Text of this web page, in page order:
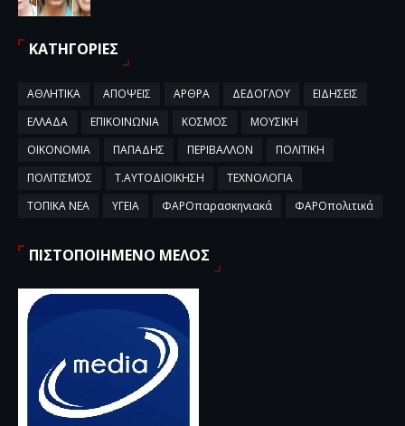
ΚΑΤΗΓΟΡΙΕΣ
ΑΘΛΗΤΙΚΑ ΑΠΟΨΕΙΣ ΑΡΘΡΑ ΔΕΔΟΓΛΟΥ
ΕΙΔΗΣΕΙΣ
ΕΛΛΑΔΑ
ΕΠΙΚΟΙΝΩΝΙΑ ΚΟΣΜΟΣ
ΜΟΥΣΙΚΗ
ΟΙΚΟΝΟΜΙΑ
ΠΑΠΑΔΗΣ ΠΕΡΙΒΑΛΛΟΝ
ΠΟΛΙΤΙΚΗ
ΠΟΛΙΤΙΣΜΌΣ
Τ.ΑΥΤΟΔΙΟΙΚΗΣΗ
ΤΕΧΝΟΛΟΓΙΑ
ΤΟΠΙΚΑ ΝΕΑ
ΥΓΕΙΑ ΦΑΡΟπαρασκηνιακά ΦΑΡΟπολιτικά
ΠΙΣΤΟΠΟΙΗΜΕΝΟ ΜΕΛΟΣ